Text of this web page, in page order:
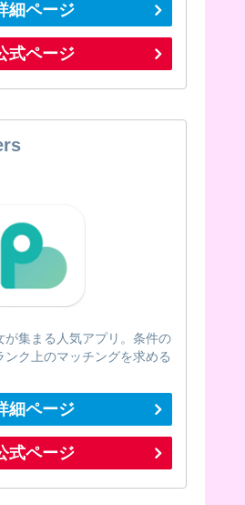
細ページ
式ページ
が集まる人気アプリ。条件の
ンク上のマッチングを求める
細ページ
式ページ